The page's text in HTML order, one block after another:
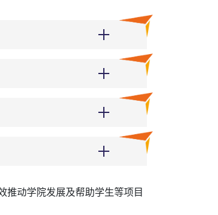
推动学院发展及帮助学生等项目